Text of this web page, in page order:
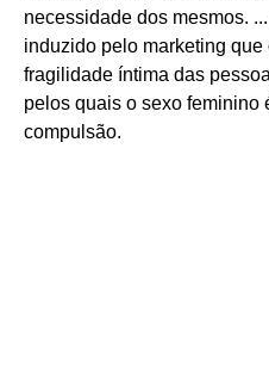
necessidade dos mesmos.
induzido pelo marketing
fragilidade íntima das
pelos quais o sexo feminino
compulsão.